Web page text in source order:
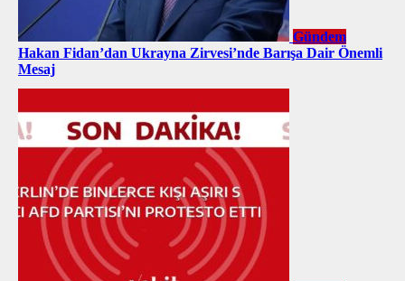
Gündem
Hakan Fidan’dan Ukrayna Zirvesi’nde Barışa Dair Önemli
Mesaj